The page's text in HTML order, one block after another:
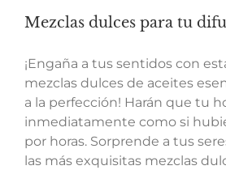
Mezclas dulces para tu
¡Engaña a tus sentidos con
mezclas dulces de aceites
a la perfección! Harán que tu
inmediatamente como si
por horas. Sorprende a tus
las más exquisitas mezclas